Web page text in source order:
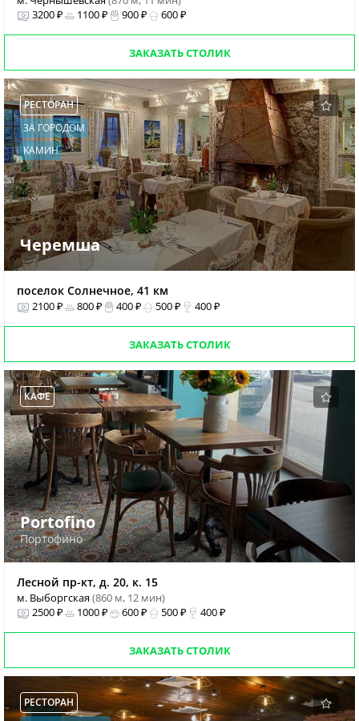
3200 ₽
1100 ₽ 900 ₽ 600 ₽
ЗАКАЗАТЬ СТОЛИК
РЕСТОРАН
ЗА ГОРОДОМ
КАМИН
Черемша
поселок Солнечное, 41 км
2100 ₽ 800 ₽ 400 ₽ 500 ₽ 400 ₽
ЗАКАЗАТЬ СТОЛИК
КАФЕ
Portofino
Портофино
Лесной пр-кт, д. 20, к. 15
м. Выборгская(860 м, 12 мин)
2500 ₽
1000 ₽ 600 ₽ 500 ₽ 400 ₽
ЗАКАЗАТЬ СТОЛИК
РЕСТОРАН